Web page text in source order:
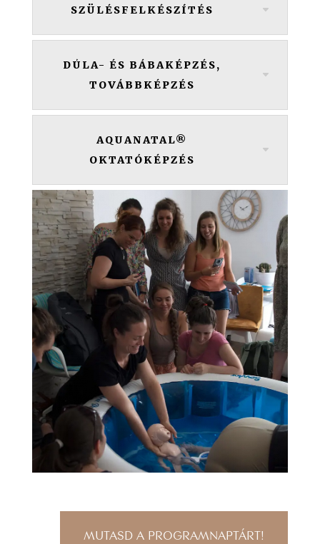
SZÜLÉSFELKÉSZÍTÉS
DÚLA- ÉS BÁBAKÉPZÉS,
TOVÁBBKÉPZÉS
AQUANATAL®
OKTATÓKÉPZÉS
MUTASD A PROGRAMNAPTÁRT!